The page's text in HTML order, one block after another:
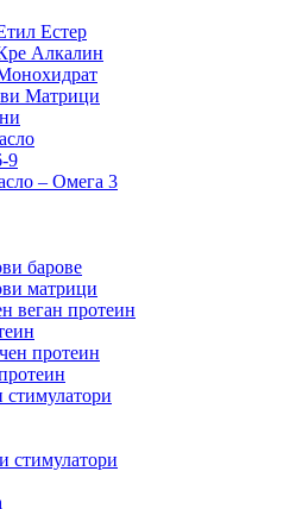
Естер
Алкалин
Матрици
9
– Омега 3
барове
матрици
веган протеин
протеин
стимулатори
стимулатори